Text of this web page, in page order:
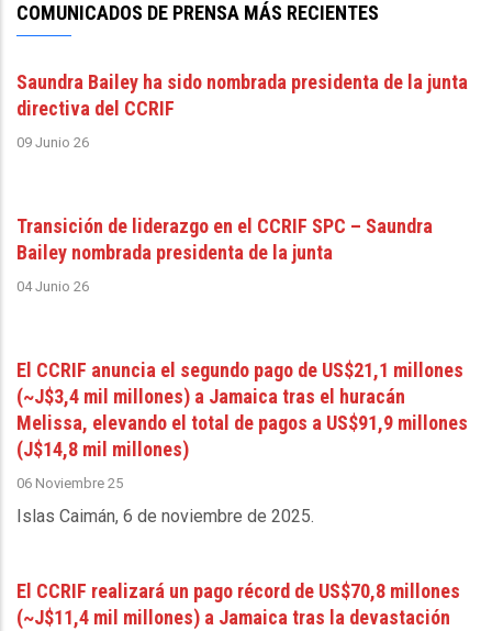
COMUNICADOS DE PRENSA MÁS RECIENTES
Saundra Bailey ha sido nombrada presidenta de la junta
directiva del CCRIF
09 Junio 26
Transición de liderazgo en el CCRIF SPC – Saundra
Bailey nombrada presidenta de la junta
04 Junio 26
El CCRIF anuncia el segundo pago de US$21,1 millones
(~J$3,4 mil millones) a Jamaica tras el huracán
Melissa, elevando el total de pagos a US$91,9 millones
(J$14,8 mil millones)
06 Noviembre 25
Islas Caimán, 6 de noviembre de 2025.
El CCRIF realizará un pago récord de US$70,8 millones
(~J$11,4 mil millones) a Jamaica tras la devastación